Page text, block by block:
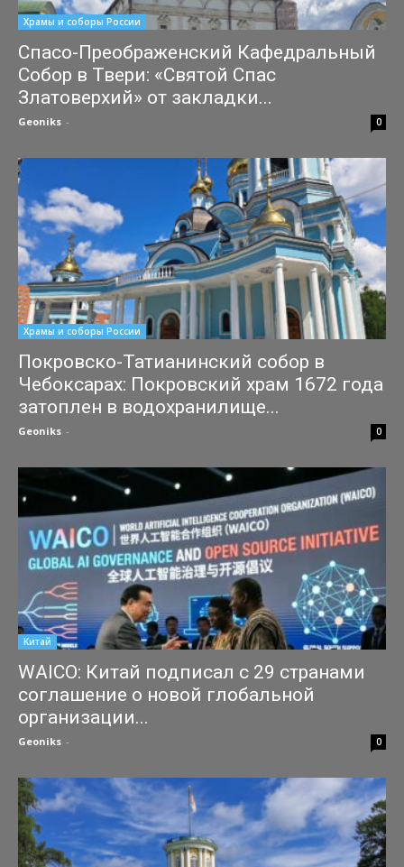
Храмы и соборы России
Спасо-Преображенский Кафедральный
Собор в Твери: «Святой Спас
Златоверхий» от закладки...
Geoniks - 0
Храмы и соборы России
Покровско-Татианинский собор в
Чебоксарах: Покровский храм 1672 года
затоплен в водохранилище...
Geoniks - 0
Китай
WAICO: Китай подписал с 29 странами
соглашение о новой глобальной
организации...
Geoniks - 0